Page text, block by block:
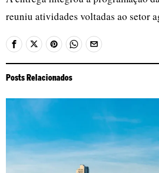
reuniu atividades voltadas ao setor
Posts Relacionados